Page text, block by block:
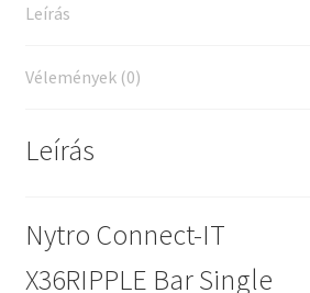
Leírás
Vélemények (0)
Leírás
Nytro Connect-IT
X36RIPPLE Bar Single